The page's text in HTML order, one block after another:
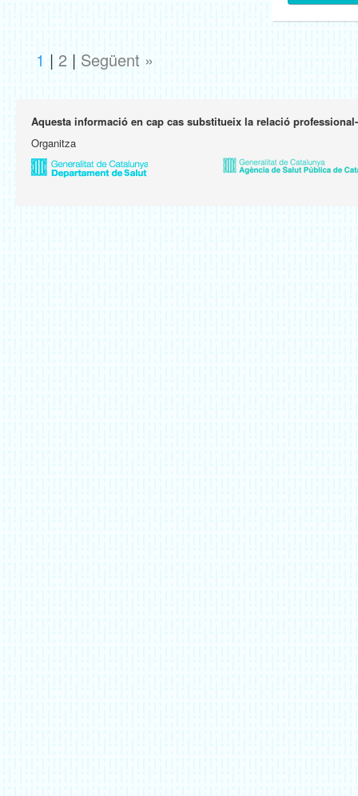
1 | 2 | Següent »
Aquesta informació en cap cas substitueix la relació
Organitza